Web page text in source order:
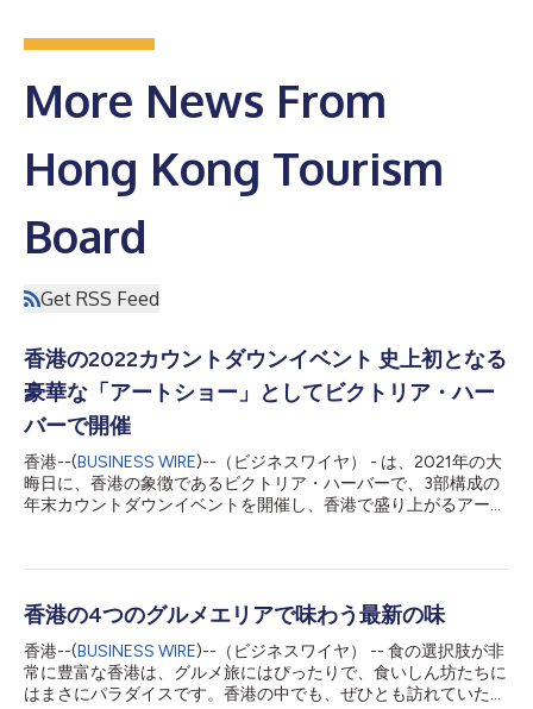
More News From
Hong Kong Tourism
Board
Get RSS Feed
香港の2022カウントダウンイベント 史上初となる
豪華な「アートショー」としてビクトリア・ハー
バーで開催
香港--(BUSINESS WIRE)--（ビジネスワイヤ） - は、2021年の大
晦日に、香港の象徴であるビクトリア・ハーバーで、3部構成の
年末カウントダウンイベントを開催し、香港で盛り上がるアート
年11月にオープンしたばかりの、アジア最大級の視聴覚美術館
クリーンでもあるM+の壁面が、ビジュアル・カウントダウンの
壮大なスクリーンとなり、ビクトリア・ハーバーの光を一層煌び
やかにします。この壁面では、大晦日の夜から、地元の才能あふ
れるデジタルアーティストが制作した、香港の街やカルチャーを
表現したビジュアルストーリーが一挙に上映されます。このM＋
香港の4つのグルメエリアで味わう最新の味
香港--(BUSINESS WIRE)--（ビジネスワイヤ） -- 食の選択肢が非
常に豊富な香港は、グルメ旅にはぴったりで、食いしん坊たちに
はまさにパラダイスです。香港の中でも、ぜひとも訪れていただ